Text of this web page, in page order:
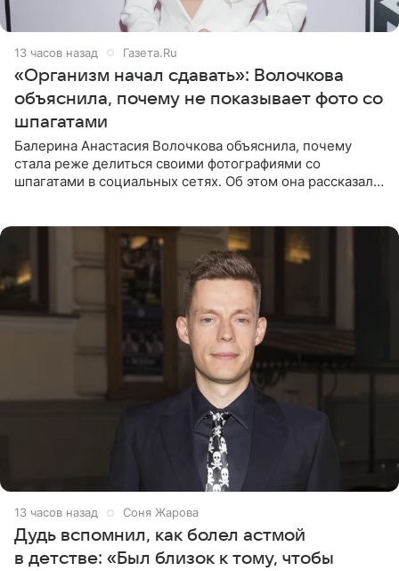
13 часов назад Газета.Ru
«Организм начал сдавать»: Волочкова
объяснила, почему не показывает фото со
шпагатами
Балерина Анастасия Волочкова объяснила, почему
стала реже делиться своими фотографиями со
шпагатами в социальных сетях. Об этом она рассказала
13 часов назад Соня Жарова
Дудь вспомнил, как болел астмой
в детстве: «Был близок к тому, чтобы